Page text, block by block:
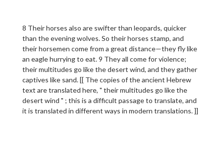
8 Their horses also are swifter than leopards, quicker
than the evening wolves. So their horses stamp, and
their horsemen come from a great distance—they fly like
an eagle hurrying to eat. 9 They all come for violence;
their multitudes go like the desert wind, and they gather
captives like sand. [[ The copies of the ancient Hebrew
text are translated here, " their multitudes go like the
desert wind " ; this is a difficult passage to translate, and
it is translated in different ways in modern translations. ]]